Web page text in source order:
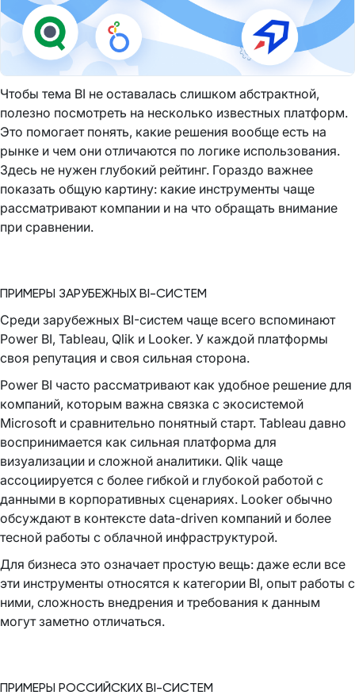
Чтобы тема BI не оставалась слишком абстрактной,
полезно посмотреть на несколько известных платформ.
Это помогает понять, какие решения вообще есть на
рынке и чем они отличаются по логике использования.
Здесь не нужен глубокий рейтинг. Гораздо важнее
показать общую картину: какие инструменты чаще
рассматривают компании и на что обращать внимание
при сравнении.
ПРИМЕРЫ ЗАРУБЕЖНЫХ BI-СИСТЕМ
Среди зарубежных BI-систем чаще всего вспоминают
Power BI, Tableau, Qlik и Looker. У каждой платформы
своя репутация и своя сильная сторона.
Power BI часто рассматривают как удобное решение для
компаний, которым важна связка с экосистемой
Microsoft и сравнительно понятный старт. Tableau давно
воспринимается как сильная платформа для
визуализации и сложной аналитики. Qlik чаще
ассоциируется с более гибкой и глубокой работой с
данными в корпоративных сценариях. Looker обычно
обсуждают в контексте data-driven компаний и более
тесной работы с облачной инфраструктурой.
Для бизнеса это означает простую вещь: даже если все
эти инструменты относятся к категории BI, опыт работы с
ними, сложность внедрения и требования к данным
могут заметно отличаться.
ПРИМЕРЫ РОССИЙСКИХ BI-СИСТЕМ